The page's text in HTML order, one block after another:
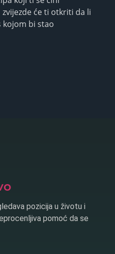
će ti otkriti da li
kojom bi stao
pozicija u životu i
pomoć da se